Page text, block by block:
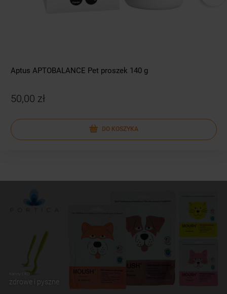
Aptus APTOBALANCE Pet proszek 140 g
50,00 zł
DO KOSZYKA
Karmy EKO
zdrowe i pyszne